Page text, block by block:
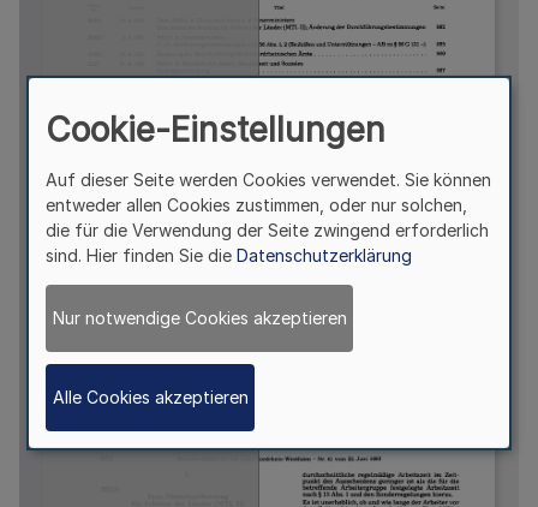
Cookie-Einstellungen
Auf dieser Seite werden Cookies verwendet. Sie können
entweder allen Cookies zustimmen, oder nur solchen,
die für die Verwendung der Seite zwingend erforderlich
sind. Hier finden Sie die Datenschutzerklärung
Nur notwendige Cookies akzeptieren
Alle Cookies akzeptieren